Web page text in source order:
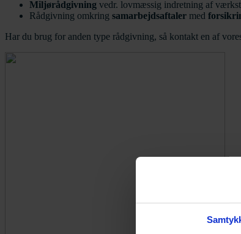
Miljørådgivning vedr. lovmæssig indretning af
Rådgivning omkring samarbejdsaftaler med
Har du brug for anden type rådgivning, så kontakt en af